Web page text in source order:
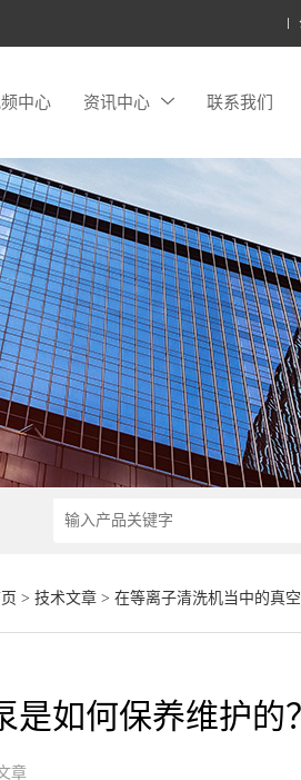
中心 资讯中心 联系我们
> 技术文章> 在等离子清洗机当中的真空
如何保养维护的？
章